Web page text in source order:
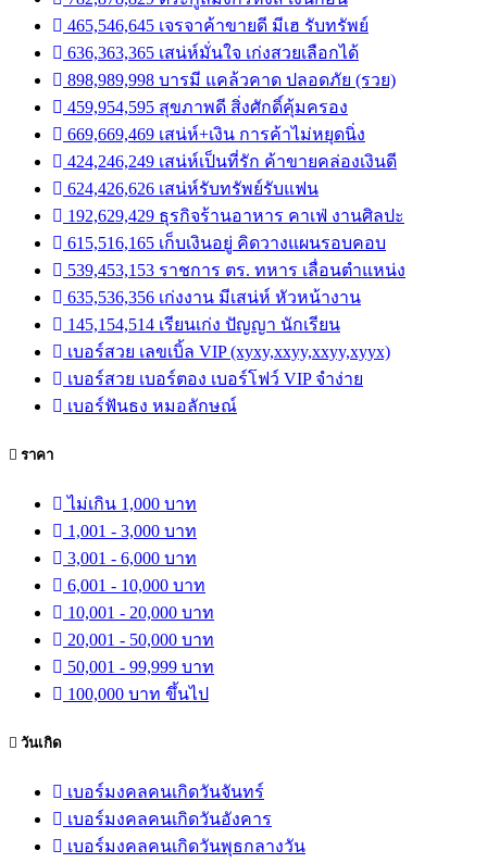
465,546,645 เจรจาค้าขายดี มีเฮ รับทรัพย์
636,363,365 เสน่ห์มั่นใจ เก่งสวยเลือกได้
898,989,998 บารมี แคล้วคาด ปลอดภัย (รวย)
459,954,595 สุขภาพดี สิ่งศักดิ์คุ้มครอง
669,669,469 เสน่ห์+เงิน การค้าไม่หยุดนิ่ง
424,246,249 เสน่ห์เป็นที่รัก ค้าขายคล่องเงินดี
624,426,626 เสน่ห์รับทรัพย์รับแฟน
192,629,429 ธุรกิจร้านอาหาร คาเฟ่ งานศิลปะ
615,516,165 เก็บเงินอยู่ คิดวางแผนรอบคอบ
539,453,153 ราชการ ตร. ทหาร เลื่อนตำแหน่ง
635,536,356 เก่งงาน มีเสน่ห์ หัวหน้างาน
145,154,514 เรียนเก่ง ปัญญา นักเรียน
เบอร์สวย เลขเบิ้ล VIP (xyxy,xxyy,xxyy,xyyx)
เบอร์สวย เบอร์ตอง เบอร์โฟว์ VIP จำง่าย
เบอร์ฟันธง หมอลักษณ์
ราคา
ไม่เกิน 1,000 บาท
1,001 - 3,000 บาท
3,001 - 6,000 บาท
6,001 - 10,000 บาท
10,001 - 20,000 บาท
20,001 - 50,000 บาท
50,001 - 99,999 บาท
100,000 บาท ขึ้นไป
วันเกิด
เบอร์มงคลคนเกิดวันจันทร์
เบอร์มงคลคนเกิดวันอังคาร
เบอร์มงคลคนเกิดวันพุธกลางวัน